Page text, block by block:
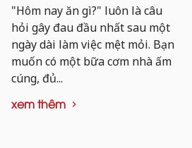
"Hôm nay ăn gì?" luôn là câu
hỏi gây đau đầu nhất sau một
ngày dài làm việc mệt mỏi. Bạn
muốn có một bữa cơm nhà ấm
cúng, đủ...
xem thêm